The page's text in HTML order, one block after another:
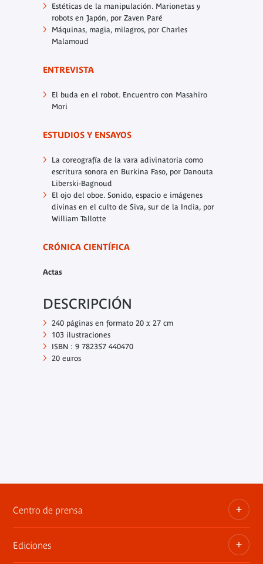
Estéticas de la manipulación. Marionetas y
robots en Japón, por Zaven Paré
Máquinas, magia, milagros, por Charles
Malamoud
ENTREVISTA
El buda en el robot. Encuentro con Masahiro
Mori
ESTUDIOS Y ENSAYOS
La coreografía de la vara adivinatoria como
escritura sonora en Burkina Faso, por Danouta
Liberski-Bagnoud
El ojo del oboe. Sonido, espacio e imágenes
divinas en el culto de Siva, sur de la India, por
William Tallotte
CRÓNICA CIENTÍFICA
Actas
DESCRIPCIÓN
240 páginas en formato 20 x 27 cm
103 ilustraciones
ISBN : 9 782357 440470
20 euros
Centro de prensa
Dosieres, comunicados de prensa, anuncios de
Ediciones